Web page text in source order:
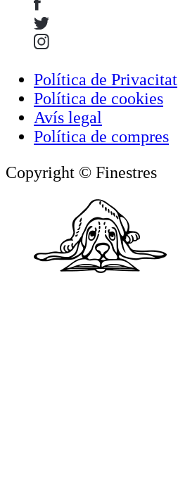
Política de Privacitat
Política de cookies
Avís legal
Política de compres
Copyright © Finestres